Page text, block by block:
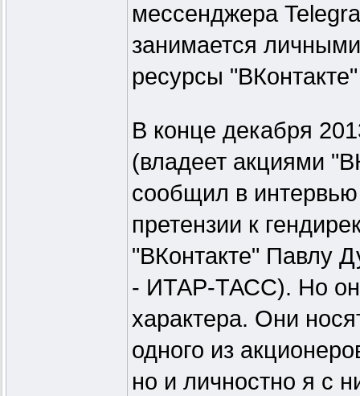
мессенджера
занимается
ресурсы
В конце декабря
(владеет акциями
сообщил в интервью
претензии к
"ВКонтакте" Павлу
- ИТАР-ТАСС). Но
характера. Они
одного из
но и личностно я с